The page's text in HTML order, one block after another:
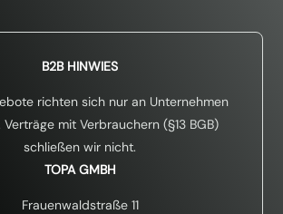
B2B HINWIES
richten sich nur an Unternehmen
Verträge mit Verbrauchern (§13 BGB)
schließen wir nicht.
TOPA GMBH
Frauenwaldstraße 11